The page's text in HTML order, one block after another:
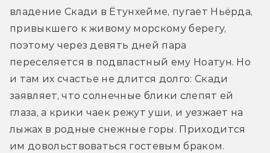
владение Скади в Ётунхейме, пугает Ньёрда,
привыкшего к живому морскому берегу,
поэтому через девять дней пара
переселяется в подвластный ему Ноатун. Но
и там их счастье не длится долго: Скади
заявляет, что солнечные блики слепят ей
глаза, а крики чаек режут уши, и уезжает на
лыжах в родные снежные горы. Приходится
им довольствоваться гостевым браком.